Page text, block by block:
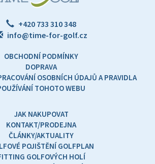
+420 733 310 348
info@time-for-golf.cz
OBCHODNÍ PODMÍNKY
DOPRAVA
OSOBNÍCH ÚDAJŮ A PRAVIDLA
TOHOTO WEBU
JAK NAKUPOVAT
KONTAKT/PRODEJNA
ČLÁNKY/AKTUALITY
POJIŠTĚNÍ GOLFPLAN
GOLFOVÝCH HOLÍ